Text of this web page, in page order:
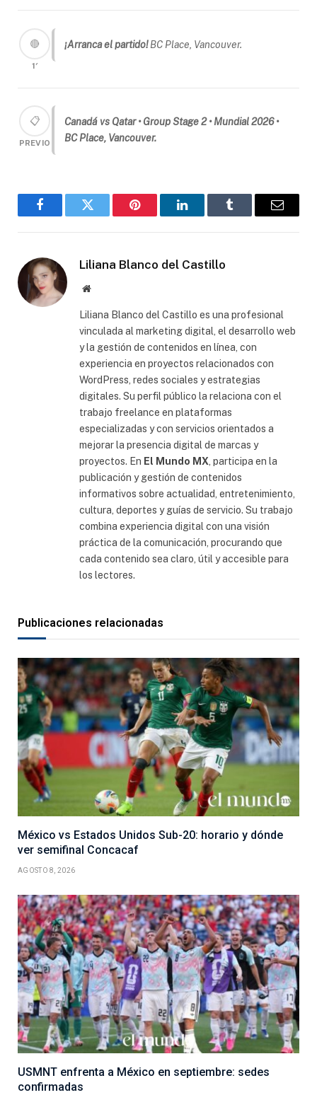
🔴
1′
¡Arranca el partido!BC Place, Vancouver.
📋
PREVIO
Canadá vs Qatar • Group Stage 2 • Mundial 2026 •
BC Place, Vancouver.
FacebookGorjeo Pinterest LinkedInTumblr
Correo
Liliana Blanco del Castillo
Sitio
Liliana Blanco del Castillo es una profesional
vinculada al marketing digital, el desarrollo web
y la gestión de contenidos en línea, con
experiencia en proyectos relacionados con
WordPress, redes sociales y estrategias
digitales. Su perfil público la relaciona con el
trabajo freelance en plataformas
especializadas y con servicios orientados a
mejorar la presencia digital de marcas y
proyectos. En El Mundo MX, participa en la
publicación y gestión de contenidos
informativos sobre actualidad, entretenimiento,
cultura, deportes y guías de servicio. Su trabajo
combina experiencia digital con una visión
práctica de la comunicación, procurando que
cada contenido sea claro, útil y accesible para
los lectores.
Publicaciones relacionadas
México vs Estados Unidos Sub-20: horario y dónde
ver semifinal Concacaf
AGOSTO 8, 2026
USMNT enfrenta a México en septiembre: sedes
confirmadas